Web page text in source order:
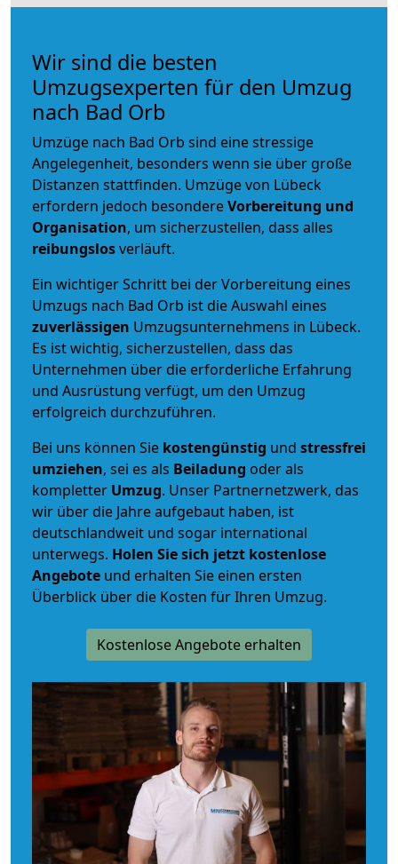
Wir sind die besten
Umzugsexperten für den Umzug
nach Bad Orb
Umzüge nach Bad Orb sind eine stressige
Angelegenheit, besonders wenn sie über große
Distanzen stattfinden. Umzüge von Lübeck
erfordern jedoch besondereVorbereitung und
Organisation, um sicherzustellen, dass alles
reibungslosverläuft.
Ein wichtiger Schritt bei der Vorbereitung eines
Umzugs nach Bad Orb ist die Auswahl eines
zuverlässigen Umzugsunternehmens in Lübeck.
Es ist wichtig, sicherzustellen, dass das
Unternehmen über die erforderliche Erfahrung
und Ausrüstung verfügt, um den Umzug
erfolgreich durchzuführen.
Bei uns können Sie kostengünstig und stressfrei
umziehen, sei es als Beiladung oder als
kompletter Umzug. Unser Partnernetzwerk, das
wir über die Jahre aufgebaut haben, ist
deutschlandweit und sogar international
unterwegs. Holen Sie sich jetzt kostenlose
Angebote und erhalten Sie einen ersten
Überblick über die Kosten für Ihren Umzug.
Kostenlose Angebote erhalten